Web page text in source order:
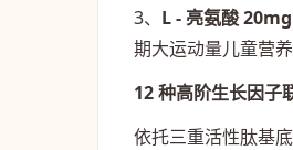
3、 L - 亮氨酸 20mg
期大运动量儿童营养
12 种高阶生长因子
依托三重活性肽基